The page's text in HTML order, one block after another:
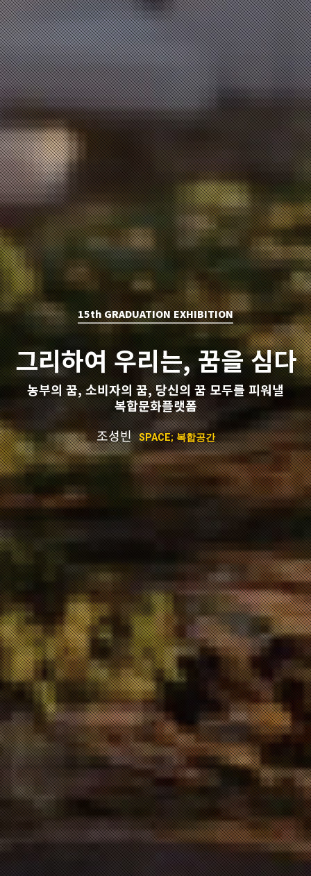
15th GRADUATION EXHIBITION
그리하여 우리는, 꿈을 심다
농부의 꿈, 소비자의 꿈, 당신의 꿈 모두를 피워낼
복합문화플랫폼
조성빈 SPACE; 복합공간